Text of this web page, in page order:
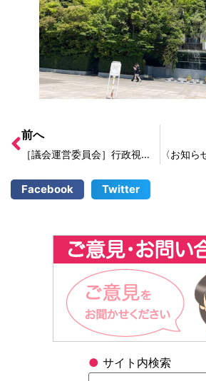
● サイト内検索
前へ
［議会運営委員会］行政視察ー議会運営の総括的事項・開かれた議会に係る取組(熊本県議会)
Facebook Twitter